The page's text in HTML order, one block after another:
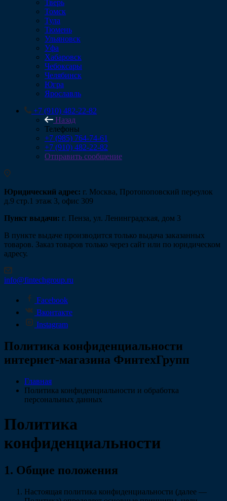
Тверь
Томск
Тула
Тюмень
Ульяновск
Уфа
Хабаровск
Чебоксары
Челябинск
Югра
Ярославль
+7 (910) 482-22-82
Назад
Телефоны
+7 (985) 764-74-61
+7 (910) 482-22-82
Отправить сообщение
Юридический адрес: г. Москва, Протопоповский переулок
д.9 стр.1 этаж 3, офис 309
Пункт выдачи: г. Пенза, ул. Ленинградская, дом 3
В пункте выдаче производится только выдача заказанных
товаров. Заказ товаров только через сайт или по юридическом
адресу.
info@fintechgroup.ru
Facebook
Вконтакте
Instagram
Политика конфиденциальности
интернет-магазина ФинтехГрупп
Главная
Политика конфиденциальности и обработка
персональных данных
Политика
конфиденциальности
1. Общие положения
Настоящая политика конфиденциальности (далее —